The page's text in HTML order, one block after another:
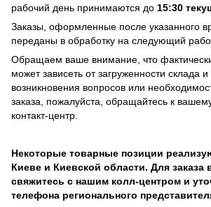
рабочий день принимаются до 15:30
Заказы, оформленные после указанного
переданы в обработку на следующий
Обращаем ваше внимание, что
может зависеть от загруженности склада
возникновения вопросов или
заказа, пожалуйста, обращайтесь к
контакт-центр.
Некоторые товарные позиции
Киеве и Киевской области. Для заказа
свяжитесь с нашим колл-центром и
телефона регионального